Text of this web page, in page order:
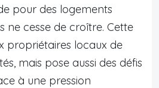
pour des logements
ne cesse de croître. Cette
propriétaires locaux de
mais pose aussi des défis
à une pression